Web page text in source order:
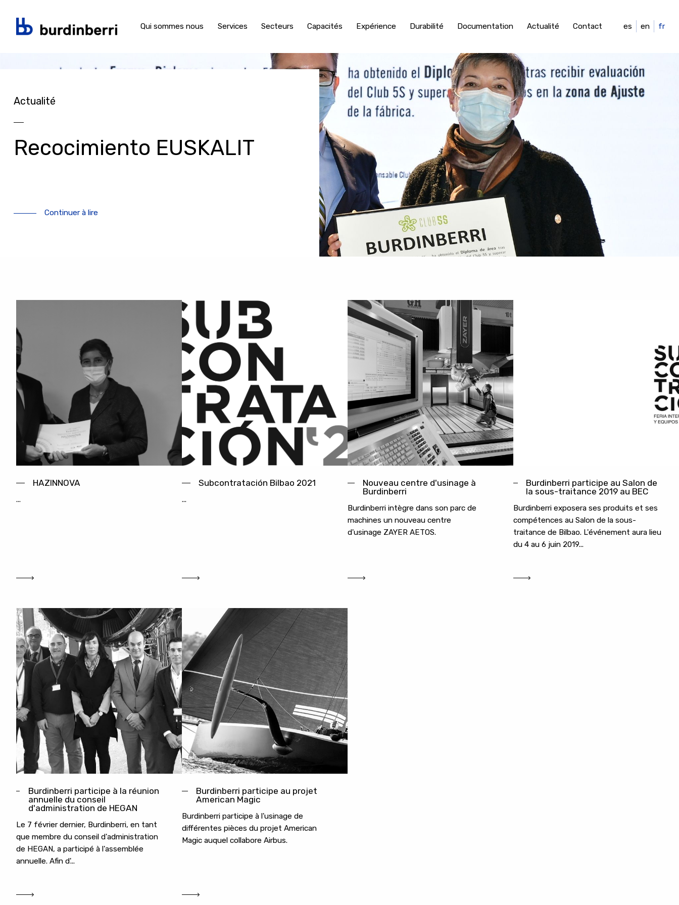
Qui sommes nous Services Secteurs Capacités Expérience Durabilité Documentation Actualité Contact es en fr
Actualité
Recocimiento EUSKALIT
Continuer à lire
HAZINNOVA
...
Subcontratación Bilbao 2021
...
Nouveau centre d'usinage à
Burdinberri
Burdinberri intègre dans son parc de
machines un nouveau centre
d'usinage ZAYER AETOS.
Burdinberri participe au Salon de
la sous-traitance 2019 au BEC
Burdinberri exposera ses produits et ses
compétences au Salon de la sous-
traitance de Bilbao. L'événement aura lieu
du 4 au 6 juin 2019...
Burdinberri participe à la réunion
annuelle du conseil
d'administration de HEGAN
Le 7 février dernier, Burdinberri, en tant
que membre du conseil d'administration
de HEGAN, a participé à l'assemblée
annuelle. Afin d'...
Burdinberri participe au projet
American Magic
Burdinberri participe à l'usinage de
différentes pièces du projet American
Magic auquel collabore Airbus.